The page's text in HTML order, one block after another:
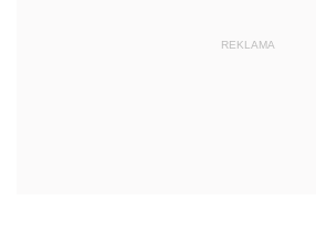
REKLAMA